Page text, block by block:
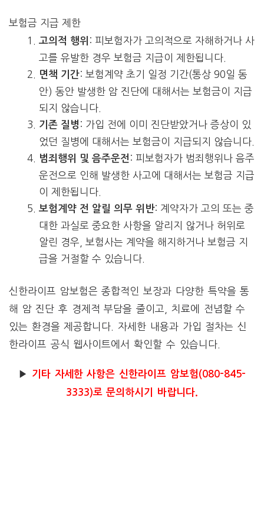
보험금 지급 제한
고의적 행위 : 피보험자가 고의적으로 자해하거나 사
고를 유발한 경우 보험금 지급이 제한됩니다.
면책 기간: 보험계약 초기 일정 기간(통상 90일 동
안) 동안 발생한 암 진단에 대해서는 보험금이 지급
되지 않습니다.
기존 질병 : 가입 전에 이미 진단받았거나 증상이 있
었던 질병에 대해서는 보험금이 지급되지 않습니다.
범죄행위 및 음주운전 : 피보험자가 범죄행위나 음주
운전으로 인해 발생한 사고에 대해서는 보험금 지급
이 제한됩니다.
보험계약 전 알릴 의무 위반: 계약자가 고의 또는 중
대한 과실로 중요한 사항을 알리지 않거나 허위로
알린 경우, 보험사는 계약을 해지하거나 보험금 지
급을 거절할 수 있습니다.
신한라이프 암보험은 종합적인 보장과 다양한 특약을 통
해 암 진단 후 경제적 부담을 줄이고, 치료에 전념할 수
있는 환경을 제공합니다. 자세한 내용과 가입 절차는 신
한라이프 공식 웹사이트에서 확인할 수 있습니다.
▶ 기타 자세한 사항은 신한라이프 암보험(080-845-
3333)로 문의하시기 바랍니다.